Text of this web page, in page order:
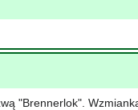
"Brennerlok".